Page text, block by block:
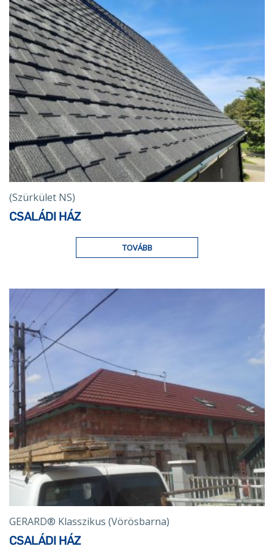
(Szürkület NS)
CSALÁDI HÁZ
TOVÁBB
GERARD® Klasszikus (Vörösbarna)
CSALÁDI HÁZ